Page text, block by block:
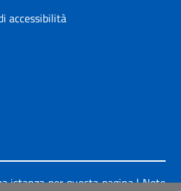
accessibilità
istanza per questa pagina|Note